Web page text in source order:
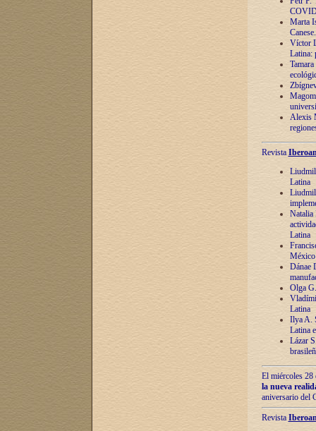
Marta
Víctor
Latina:
Alexis
Revista
Latina
Natalia
Latina
México
Dánae
Olga
Latina
Ilya A.
Latina
Lázar
El miércoles 28
la nueva
aniversario del
Revista